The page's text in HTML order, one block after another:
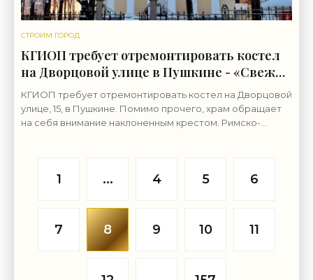
СТРОИМ ГОРОД
КГИОП требует отремонтировать костел
на Дворцовой улице в Пушкине - «Свежие
новости строительства»
КГИОП требует отремонтировать костел на Дворцовой
улице, 15, в Пушкине. Помимо прочего, храм обращает
на себя внимание наклоненным крестом. Римско-
1 ... 4 5 6
7 8 9 10 11